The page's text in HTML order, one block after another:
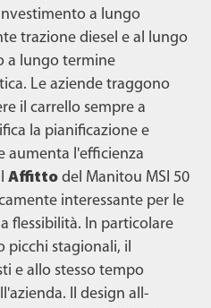
a lungo
trazione diesel e al lungo
a lungo termine
Le aziende traggono
il carrello sempre a
la pianificazione e
aumenta l'efficienza
Affitto del Manitou MSI 50
interessante per le
flessibilità. In particolare
picchi stagionali, il
e allo stesso tempo
Il design all-